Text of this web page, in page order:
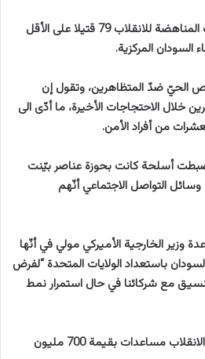
وأوقعت حملة قمع التظاهرات المناهضة للانقلاب 79 قتيلا على الأقل
المركزية.
الحيّ ضدّ المتظاهرين، وتقول إن
خلال الاحتجاجات الأخيرة، ما أدّى الى
من أفراد الأمن.
أسلحة كانت بحوزة عناصر بيّنت
التواصل الاجتماعي أنّهم
وزير الخارجية الأميركي مولي في أنّها
باستعداد الولايات المتحدة “لفرض
مع شركائنا في حال استمرار نمط
وكانت واشنطن أوقفت عقب الانقلاب مساعدات بقيمة 700 مليون